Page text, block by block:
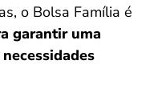
o Bolsa Família é
garantir uma